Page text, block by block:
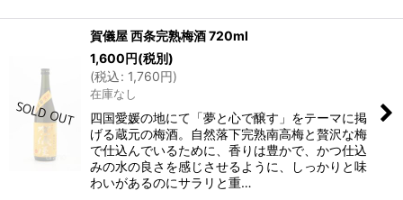
賀儀屋 西条完熟梅酒 720ml
1,600円(税別)
(税込: 1,760円)
在庫なし
四国愛媛の地にて「夢と心で醸す」をテーマに掲
げる蔵元の梅酒。自然落下完熟南高梅と贅沢な梅
で仕込んでいるために、香りは豊かで、かつ仕込
みの水の良さを感じさせるように、しっかりと味
わいがあるのにサラリと重…